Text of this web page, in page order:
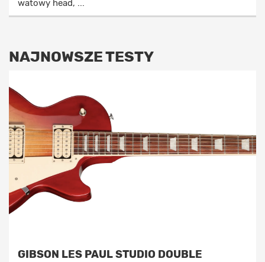
watowy head, ...
NAJNOWSZE TESTY
GIBSON LES PAUL STUDIO DOUBLE